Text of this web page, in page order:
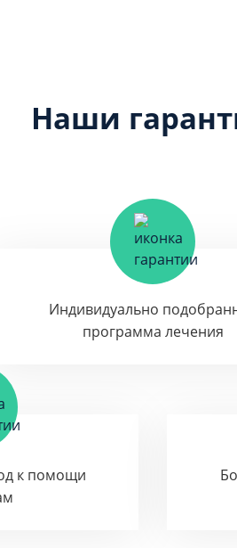
Наши
Индивидуально
программа лечения
к помощи